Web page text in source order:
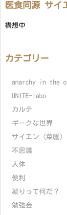
医食同源 サイ
構想中
カテゴリー
anarchy in the
UNITE-labo
カルテ
ギークな世界
サイエン（菜園
不思議
人体
便利
凝りって何だ？
勉強会